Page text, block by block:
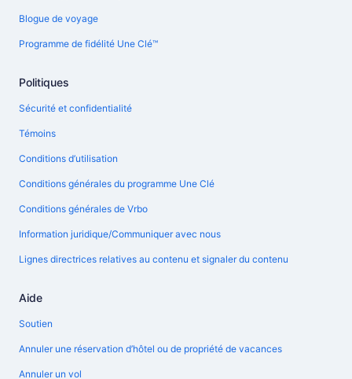
Blogue de voyage
Programme de fidélité Une Clé™
Politiques
Sécurité et confidentialité
Témoins
Conditions d’utilisation
Conditions générales du programme Une Clé
Conditions générales de Vrbo
Information juridique/Communiquer avec nous
Lignes directrices relatives au contenu et signaler du contenu
Aide
Soutien
Annuler une réservation d’hôtel ou de propriété de vacances
Annuler un vol